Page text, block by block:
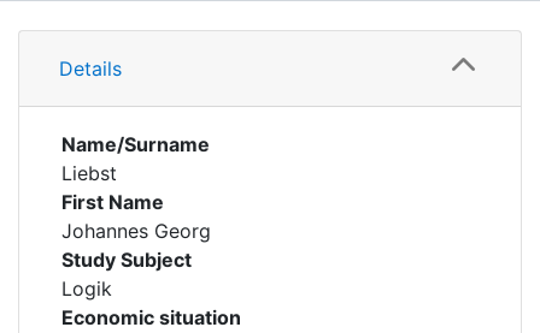
Details
Details
Name/Surname
Liebst
First Name
Johannes Georg
Study Subject
Logik
Economic situation